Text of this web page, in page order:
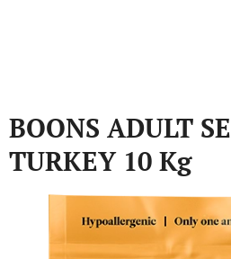
BOONS ADULT
TURKEY 10 Kg